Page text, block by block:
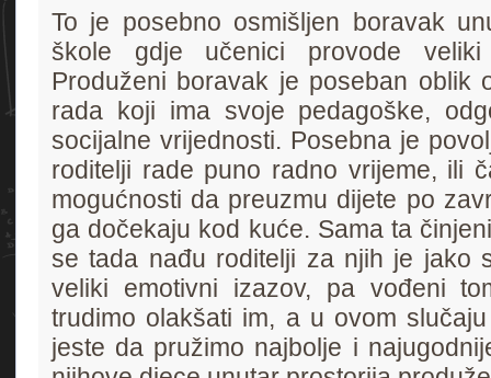
To je posebno osmišljen boravak
škole gdje učenici provode
Produženi boravak je poseban oblik
rada koji ima svoje pedagoške,
socijalne vrijednosti. Posebna je
roditelji rade puno radno vrijeme, ili
mogućnosti da preuzmu dijete po
ga dočekaju kod kuće. Sama ta
se tada nađu roditelji za njih je jako
veliki emotivni izazov, pa vođeni
trudimo olakšati im, a u ovom
jeste da pružimo najbolje i